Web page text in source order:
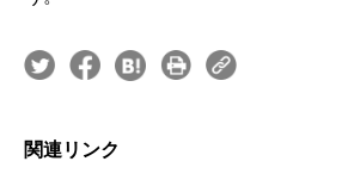
関連リンク